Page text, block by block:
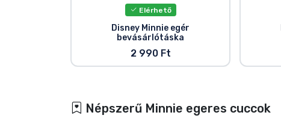
Elérhető
Disney Minnie egér
bevásárlótáska
2 990 Ft
Népszerű Minnie egeres cuccok